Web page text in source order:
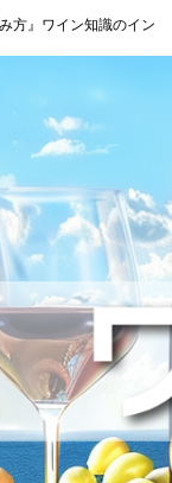
方』ワイン知識のイン